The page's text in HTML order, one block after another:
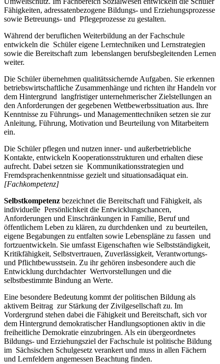
Fähigkeiten, adressatenbezogene Bildungs- und Erziehungsprozesse
sowie Betreuungs- und Pflegeprozesse zu gestalten.
Während der beruflichen Weiterbildung an der Fachschule
entwickeln die Schüler eigene Lerntechniken und Lernstrategien
sowie die Bereitschaft zum lebenslangen berufsbegleitenden Lernen
weiter.
Die Schüler übernehmen qualitätssichernde Aufgaben. Sie erkennen
betriebswirtschaftliche Zusammenhänge und richten ihr Handeln vor
dem Hintergrund langfristiger unternehmerischer Zielstellungen an
den Anforderungen der gegebenen Wettbewerbssituation aus. Ihre
Kenntnisse zu Führungs- und Managementtechniken setzen sie zur
Anleitung, Führung, Motivation und Beurteilung von Mitarbeitern
ein.
Die Schüler pflegen und nutzen inner- und außerbetriebliche
Kontakte, entwickeln Kooperationsstrukturen und erhalten diese
aufrecht. Dabei setzen sie Kommunikationsstrategien und
Fremdsprachenkenntnisse gezielt und situationsadäquat ein.
[Fachkompetenz]
Selbstkompetenz bezeichnet die Bereitschaft und Fähigkeit, als
individuelle Persönlichkeit die Entwicklungschancen,
Anforderungen und Einschränkungen in Familie, Beruf und
öffentlichem Leben zu klären, zu durchdenken und zu beurteilen,
eigene Begabungen zu entfalten sowie Lebenspläne zu fassen und
fortzuentwickeln. Sie umfasst Eigenschaften wie Selbstständigkeit,
Kritikfähigkeit, Selbstvertrauen, Zuverlässigkeit, Verantwortungs-
und Pflichtbewusstsein. Zu ihr gehören insbesondere auch die
Entwicklung durchdachter Wertvorstellungen und die
selbstbestimmte Bindung an Werte.
Eine besondere Bedeutung kommt der politischen Bildung als
aktivem Beitrag zur Stärkung der Zivilgesellschaft zu. Im
Vordergrund stehen dabei die Fähigkeit und Bereitschaft, sich vor
dem Hintergrund demokratischer Handlungsoptionen aktiv in die
freiheitliche Demokratie einzubringen. Als ein übergeordnetes
Bildungs- und Erziehungsziel der Fachschule ist politische Bildung
im Sächsischen Schulgesetz verankert und muss in allen Fächern
und Lernfeldern angemessen Beachtung finden.